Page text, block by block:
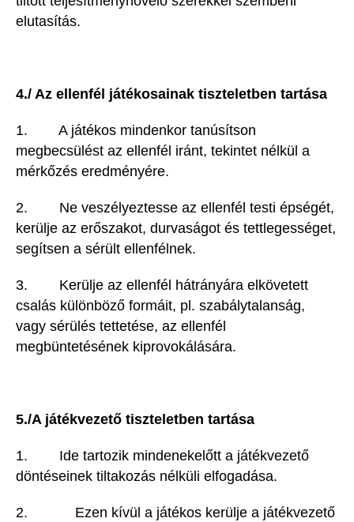
elutasítás.
4./ Az ellenfél játékosainak tiszteletben tartása
1. A játékos mindenkor tanúsítson
megbecsülést az ellenfél iránt, tekintet nélkül a
mérkőzés eredményére.
2. Ne veszélyeztesse az ellenfél testi épségét,
kerülje az erőszakot, durvaságot és tettlegességet,
segítsen a sérült ellenfélnek.
3. Kerülje az ellenfél hátrányára elkövetett
csalás különböző formáit, pl. szabálytalanság,
vagy sérülés tettetése, az ellenfél
megbüntetésének kiprovokálására.
5./A játékvezető tiszteletben tartása
1. Ide tartozik mindenekelőtt a játékvezető
döntéseinek tiltakozás nélküli elfogadása.
2. Ezen kívül a játékos kerülje a játékvezető